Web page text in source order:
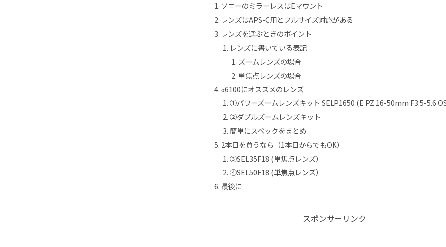
ソニーのミラーレスはEマウント
レンズはAPS-C用とフルサイズ対応がある
レンズを選ぶときのポイント
レンズに書いている表記
ズームレンズの場合
単焦点レンズの場合
α6100にオススメのレンズ
①パワーズームレンズキット SELP1650 (E PZ 16-50mm F3.5-5.6
②ダブルズームレンズキット
簡単にスペックをまとめ
2本目を買うなら（1本目からでもOK）
③SEL35F18 (単焦点レンズ）
④SEL50F18 (単焦点レンズ）
最後に
スポンサーリンク